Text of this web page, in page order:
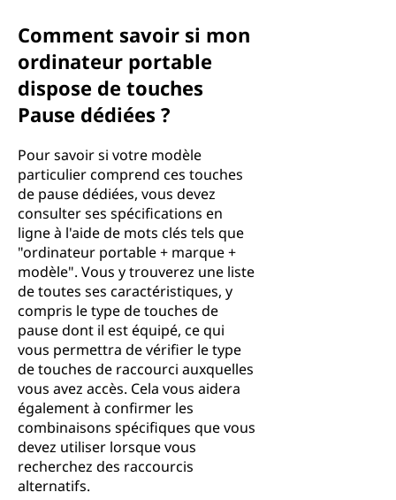
Comment savoir si mon
ordinateur portable
dispose de touches
Pause dédiées ?
Pour savoir si votre modèle
particulier comprend ces touches
de pause dédiées, vous devez
consulter ses spécifications en
ligne à l'aide de mots clés tels que
"ordinateur portable + marque +
modèle". Vous y trouverez une liste
de toutes ses caractéristiques, y
compris le type de touches de
pause dont il est équipé, ce qui
vous permettra de vérifier le type
de touches de raccourci auxquelles
vous avez accès. Cela vous aidera
également à confirmer les
combinaisons spécifiques que vous
devez utiliser lorsque vous
recherchez des raccourcis
alternatifs.